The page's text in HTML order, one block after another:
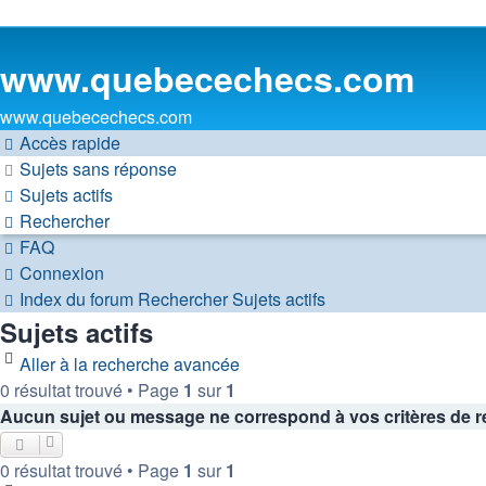
www.quebecechecs.com
www.quebecechecs.com
Accès rapide
Sujets sans réponse
Sujets actifs
Rechercher
FAQ
Connexion
Index du forum RechercherSujets actifs
Sujets actifs
Aller à la recherche avancée
0 résultat trouvé • Page 1 sur 1
Aucun sujet ou message ne correspond à vos critères de
0 résultat trouvé • Page 1 sur 1